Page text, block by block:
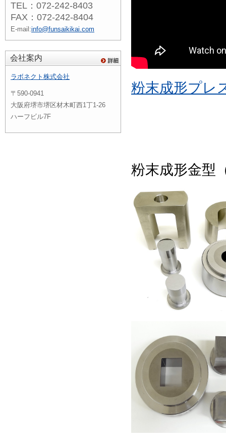
粉末成形プレ
粉末成形金型
TEL：072-242-8403
FAX：072-242-8404
E-mail:info@funsaikikai.com
会社案内
ラボネクト株式会社
〒590-0941
大阪府堺市堺区材木町西1丁1-26
ハーフビル7F